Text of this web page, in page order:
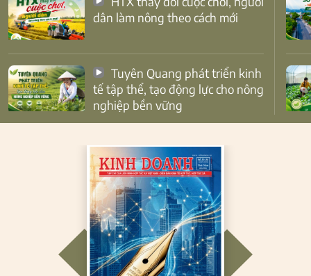
dân làm nông theo cách mới
tế tập thể, tạo động lực cho nông
nghiệp bền vững